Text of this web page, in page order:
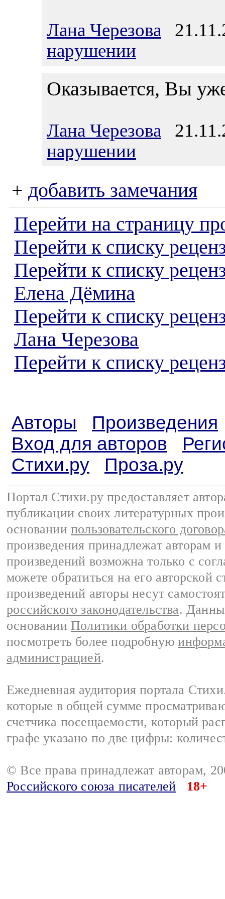
Лана Черезова
нарушении
Оказывается, Вы
Лана Черезова
нарушении
+ добавить замечания
Перейти на страницу
Перейти к списку
Перейти к списку
Елена Дёмина
Перейти к списку
Лана Черезова
Перейти к списку
Авторы
Произведения
Вход для авторов
Стихи.ру
Проза.ру
Портал Стихи.ру предоставляет
публикации своих литературных
основании пользовательского
произведения принадлежат авторам
произведений возможна только с
можете обратиться на его авторской
произведений авторы несут
российского законодательства.
основании Политики обработки
посмотреть более подробную
администрацией.
Ежедневная аудитория портала
которые в общей сумме
счетчика посещаемости, который
графе указано по две цифры:
© Все права принадлежат авторам,
Российского союза писателей
18+